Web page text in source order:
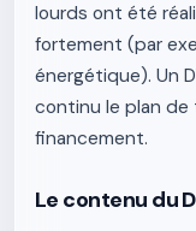
lourds ont été
fortement (par
énergétique). Un
continu le plan
financement.
Le contenu du